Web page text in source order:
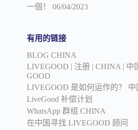
一個！
06/04/2023
有用的链接
BLOG CHINA
LIVEGOOD | 注册 | CHINA | 中
GOOD
LIVEGOOD 是如何运作的？ 中
LiveGood 补偿计划
WhatsApp 群组 CHINA
在中国寻找 LIVEGOOD 顾问